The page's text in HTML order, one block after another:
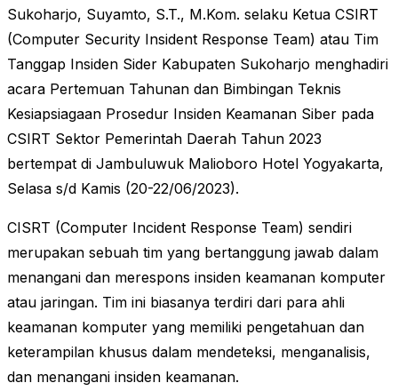
Sukoharjo, Suyamto, S.T., M.Kom. selaku Ketua CSIRT
(Computer Security Insident Response Team) atau Tim
Tanggap Insiden Sider Kabupaten Sukoharjo menghadiri
acara Pertemuan Tahunan dan Bimbingan Teknis
Kesiapsiagaan Prosedur Insiden Keamanan Siber pada
CSIRT Sektor Pemerintah Daerah Tahun 2023
bertempat di Jambuluwuk Malioboro Hotel Yogyakarta,
Selasa s/d Kamis (20-22/06/2023).
CISRT (Computer Incident Response Team) sendiri
merupakan sebuah tim yang bertanggung jawab dalam
menangani dan merespons insiden keamanan komputer
atau jaringan. Tim ini biasanya terdiri dari para ahli
keamanan komputer yang memiliki pengetahuan dan
keterampilan khusus dalam mendeteksi, menganalisis,
dan menangani insiden keamanan.